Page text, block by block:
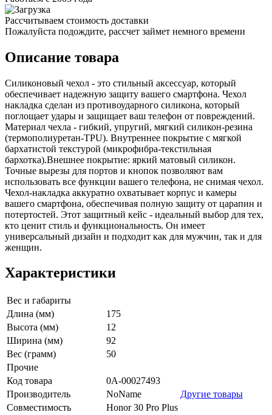
Рассчитываем стоимость доставки
Пожалуйста подождите, рассчет займет немного времени
Описание товара
Силиконовый чехол - это стильный аксессуар, который
обеспечивает надежную защиту вашего смартфона. Чехол
накладка сделан из противоударного силикона, который
поглощает удары и защищает ваш телефон от повреждений.
Материал чехла - гибкий, упругий, мягкий силикон-резина
(термополиуретан-TPU). Внутреннее покрытие с мягкой
бархатистой текстурой (микрофибра-текстильная
бархотка).Внешнее покрытие: яркий матовый силикон.
Точные вырезы для портов и кнопок позволяют вам
использовать все функции вашего телефона, не снимая чехол.
Чехол-накладка аккуратно охватывает корпус и камеры
вашего смартфона, обеспечивая полную защиту от царапин и
потертостей. Этот защитный кейс - идеальный выбор для тех,
кто ценит стиль и функциональность. Он имеет
универсальный дизайн и подходит как для мужчин, так и для
женщин.
Характеристики
Вес и габариты
Длина (мм)
175
Высота (мм)
12
Ширина (мм)
92
Вес (грамм)
50
Прочие
Код товара
0А-00027493
Производитель
NoName
Другие товары
Совместимость
Honor 30 Pro Plus